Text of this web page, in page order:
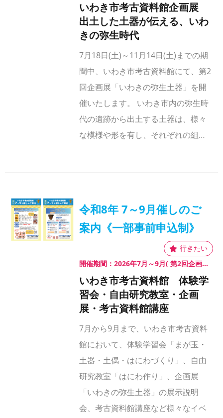
いわき市考古資料館企画展
出土した土器が伝える、いわ
きの弥生時代
7月18日(土)～11月14日(土)までの期
間中、いわき市考古資料館にて、第2
回企画展「いわきの弥生土器」を開
催いたします。 いわき市内の弥生時
代の遺跡から出土する土器は、様々
な模様や形を有し、それぞれの組…
令和8年 7～9月催しのご
案内《一部事前申込制》
開催期間：2026年7月～9月( 第2回企画展 「いわきの弥生土器 」は11月まで)
いわき市考古資料館 体験学
習会・自由研究教室・企画
展・考古資料館講座
7月から9月まで、いわき市考古資料
館において、体験学習会「まが玉・
土器・土偶・はにわづくり」、自由
研究教室「はにわ作り」、企画展
「いわきの弥生土器」の展示説明
会、考古資料館講座など様々なイベ